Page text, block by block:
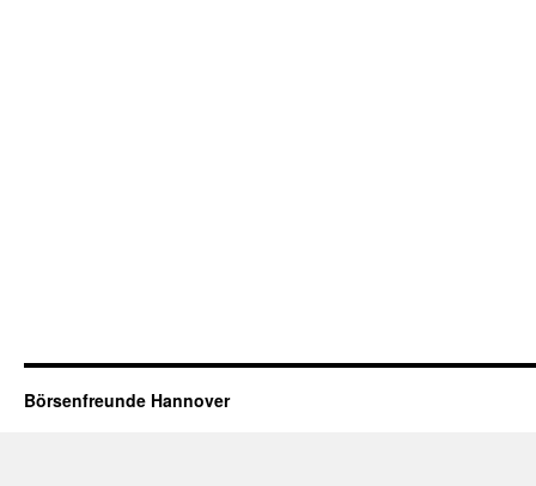
Börsenfreunde Hannover